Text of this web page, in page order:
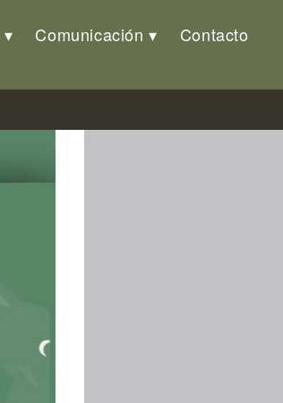
Comunicación Contacto